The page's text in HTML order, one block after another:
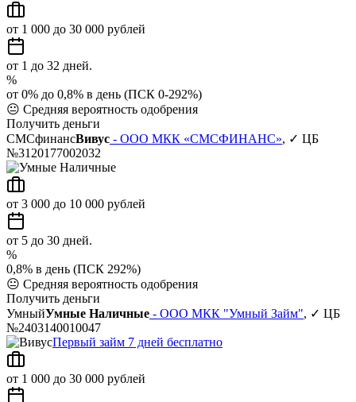
от 1 000 до 30 000 рублей
от 1 до 32 дней.
%
от 0% до 0,8% в день (ПСК 0-292%)
😐 Средняя вероятность одобрения
Получить деньги
СМСфинансВивус - ООО МКК «СМСФИНАНС», ✓ ЦБ
№3120177002032
от 3 000 до 10 000 рублей
от 5 до 30 дней.
%
0,8% в день (ПСК 292%)
😐 Средняя вероятность одобрения
Получить деньги
УмныйУмные Наличные - ООО МКК "Умный Займ", ✓ ЦБ
№2403140010047
Первый займ 7 дней бесплатно
от 1 000 до 30 000 рублей